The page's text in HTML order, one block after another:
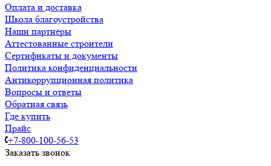
Оплата и доставка
Школа благоустройства
Наши партнёры
Аттестованные строители
Сертификаты и документы
Политика конфиденциальности
Антикоррупционная политика
Вопросы и ответы
Обратная связь
Где купить
Прайс
+7-800-100-56-53
Заказать звонок